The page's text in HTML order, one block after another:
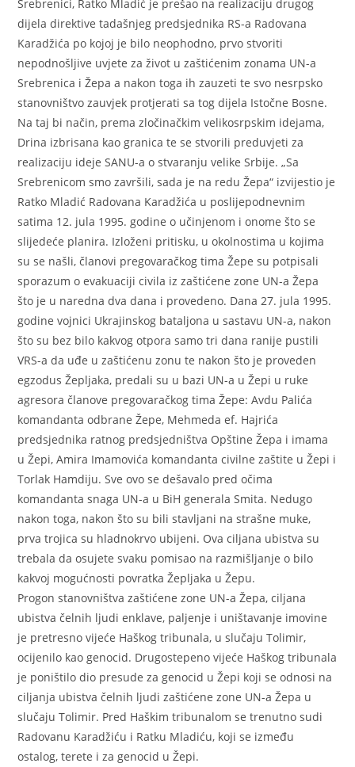
Srebrenici, Ratko Mladić je prešao na realizaciju drugog
dijela direktive tadašnjeg predsjednika RS-a Radovana
Karadžića po kojoj je bilo neophodno, prvo stvoriti
nepodnošljive uvjete za život u zaštićenim zonama UN-a
Srebrenica i Žepa a nakon toga ih zauzeti te svo nesrpsko
stanovništvo zauvjek protjerati sa tog dijela Istočne Bosne.
Na taj bi način, prema zločinačkim velikosrpskim idejama,
Drina izbrisana kao granica te se stvorili preduvjeti za
realizaciju ideje SANU-a o stvaranju velike Srbije. „Sa
Srebrenicom smo završili, sada je na redu Žepa“ izvijestio je
Ratko Mladić Radovana Karadžića u poslijepodnevnim
satima 12. jula 1995. godine o učinjenom i onome što se
slijedeće planira. Izloženi pritisku, u okolnostima u kojima
su se našli, članovi pregovaračkog tima Žepe su potpisali
sporazum o evakuaciji civila iz zaštićene zone UN-a Žepa
što je u naredna dva dana i provedeno. Dana 27. jula 1995.
godine vojnici Ukrajinskog bataljona u sastavu UN-a, nakon
što su bez bilo kakvog otpora samo tri dana ranije pustili
VRS-a da uđe u zaštićenu zonu te nakon što je proveden
egzodus Žepljaka, predali su u bazi UN-a u Žepi u ruke
agresora članove pregovaračkog tima Žepe: Avdu Palića
komandanta odbrane Žepe, Mehmeda ef. Hajrića
predsjednika ratnog predsjedništva Opštine Žepa i imama
u Žepi, Amira Imamovića komandanta civilne zaštite u Žepi i
Torlak Hamdiju. Sve ovo se dešavalo pred očima
komandanta snaga UN-a u BiH generala Smita. Nedugo
nakon toga, nakon što su bili stavljani na strašne muke,
prva trojica su hladnokrvo ubijeni. Ova ciljana ubistva su
trebala da osujete svaku pomisao na razmišljanje o bilo
kakvoj mogućnosti povratka Žepljaka u Žepu.
Progon stanovništva zaštićene zone UN-a Žepa, ciljana
ubistva čelnih ljudi enklave, paljenje i uništavanje imovine
je pretresno vijeće Haškog tribunala, u slučaju Tolimir,
ocijenilo kao genocid. Drugostepeno vijeće Haškog tribunala
je poništilo dio presude za genocid u Žepi koji se odnosi na
ciljanja ubistva čelnih ljudi zaštićene zone UN-a Žepa u
slučaju Tolimir. Pred Haškim tribunalom se trenutno sudi
Radovanu Karadžiću i Ratku Mladiću, koji se između
ostalog, terete i za genocid u Žepi.